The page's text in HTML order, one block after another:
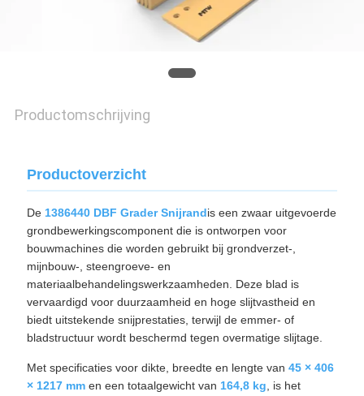
Productomschrijving
Productoverzicht
De 1386440 DBF Grader Snijrandis een zwaar uitgevoerde
grondbewerkingscomponent die is ontworpen voor
bouwmachines die worden gebruikt bij grondverzet-,
mijnbouw-, steengroeve- en
materiaalbehandelingswerkzaamheden. Deze blad is
vervaardigd voor duurzaamheid en hoge slijtvastheid en
biedt uitstekende snijprestaties, terwijl de emmer- of
bladstructuur wordt beschermd tegen overmatige slijtage.
Met specificaties voor dikte, breedte en lengte van 45 × 406
× 1217 mmen een totaalgewicht van 164,8 kg, is het